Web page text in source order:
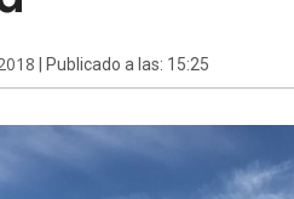
| Publicado a las: 15:25